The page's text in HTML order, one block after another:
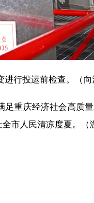
行投运前检查。（向
重庆经济社会高质
市人民清凉度夏。（